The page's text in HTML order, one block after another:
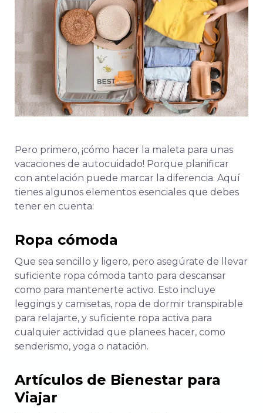
Pero primero, ¡cómo hacer la maleta para unas
vacaciones de autocuidado! Porque planificar
con antelación puede marcar la diferencia. Aquí
tienes algunos elementos esenciales que debes
tener en cuenta:
Ropa cómoda
Que sea sencillo y ligero, pero asegúrate de llevar
suficiente ropa cómoda tanto para descansar
como para mantenerte activo. Esto incluye
leggings y camisetas, ropa de dormir transpirable
para relajarte, y suficiente ropa activa para
cualquier actividad que planees hacer, como
senderismo, yoga o natación.
Artículos de Bienestar para
Viajar